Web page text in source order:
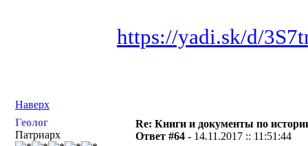
https://yadi.sk/d/
Наверх
Геолог
Патриарх
Re: Книги и документы по
Ответ #64 - 14.11.2017 :: 11:51:44